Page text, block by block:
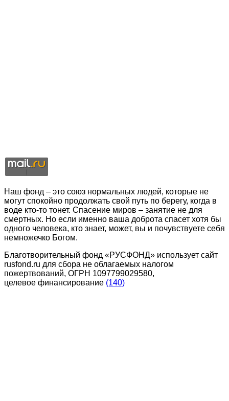
Наш фонд – это союз нормальных людей, которые не
могут спокойно продолжать свой путь по берегу, когда в
воде кто-то тонет. Спасение миров – занятие не для
смертных. Но если именно ваша доброта спасет хотя бы
одного человека, кто знает, может, вы и почувствуете себя
немножечко Богом.
Благотворительный фонд «РУСФОНД» использует сайт
rusfond.ru для сбора не облагаемых налогом
пожертвований, ОГРН 1097799029580,
целевое финансирование (140)